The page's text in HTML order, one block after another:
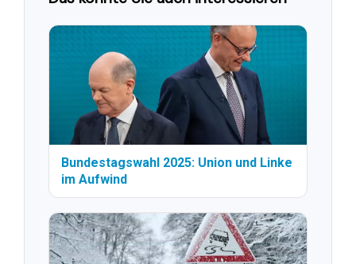
Bundestagswahl 2025: Union und Linke
im Aufwind